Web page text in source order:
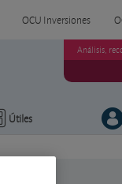
OCU Inversiones
Útiles
Análisis,